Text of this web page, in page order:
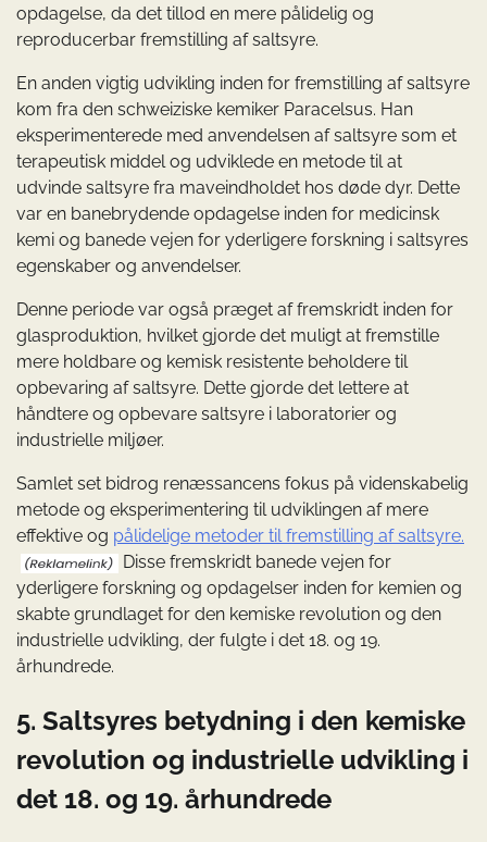
opdagelse, da det tillod en mere pålidelig og
reproducerbar fremstilling af saltsyre.
En anden vigtig udvikling inden for fremstilling af saltsyre
kom fra den schweiziske kemiker Paracelsus. Han
eksperimenterede med anvendelsen af saltsyre som et
terapeutisk middel og udviklede en metode til at
udvinde saltsyre fra maveindholdet hos døde dyr. Dette
var en banebrydende opdagelse inden for medicinsk
kemi og banede vejen for yderligere forskning i saltsyres
egenskaber og anvendelser.
Denne periode var også præget af fremskridt inden for
glasproduktion, hvilket gjorde det muligt at fremstille
mere holdbare og kemisk resistente beholdere til
opbevaring af saltsyre. Dette gjorde det lettere at
håndtere og opbevare saltsyre i laboratorier og
industrielle miljøer.
Samlet set bidrog renæssancens fokus på videnskabelig
metode og eksperimentering til udviklingen af mere
effektive og pålidelige metoder til fremstilling af saltsyre.
Disse fremskridt banede vejen for
yderligere forskning og opdagelser inden for kemien og
skabte grundlaget for den kemiske revolution og den
industrielle udvikling, der fulgte i det 18. og 19.
århundrede.
5. Saltsyres betydning i den kemiske
revolution og industrielle udvikling i
det 18. og 19. århundrede